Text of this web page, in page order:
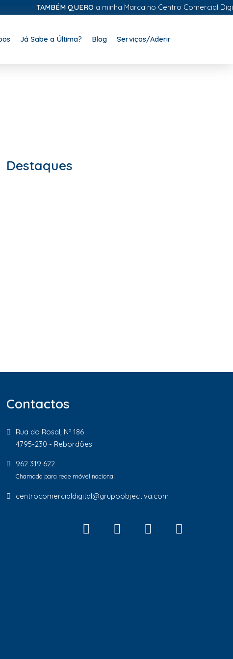
TAMBÉM QUEROa minha Marca no Centro Comercial Digital
Já Sabe a Última? Blog Serviços/Aderir
Destaques
Contactos
Rua do Rosal, Nº 186
4795-230 - Rebordões
962 319 622
Chamada para rede móvel nacional
centrocomercialdigital@grupoobjectiva.com